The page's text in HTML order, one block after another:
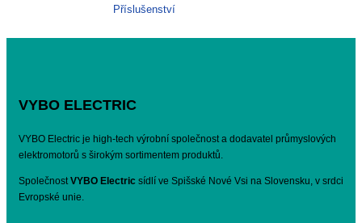
Příslušenství
VYBO ELECTRIC
VYBO Electric je high-tech výrobní společnost a dodavatel průmyslových
elektromotorů s širokým sortimentem produktů.
Společnost VYBO Electric sídlí ve Spišské Nové Vsi na Slovensku, v srdci
Evropské unie.